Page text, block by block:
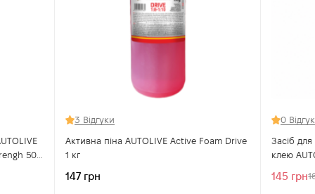
50
3 Відгуки
Активна піна AUTOLIVE Active Foam Drive
1 кг
147 грн
0
Засіб
клею
145 грн